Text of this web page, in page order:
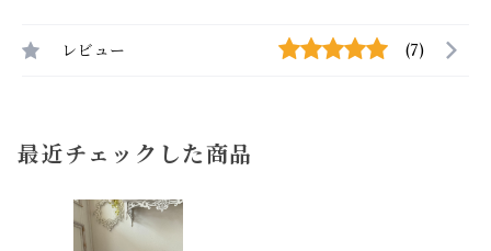
レビュー (7)
最近チェックした商品